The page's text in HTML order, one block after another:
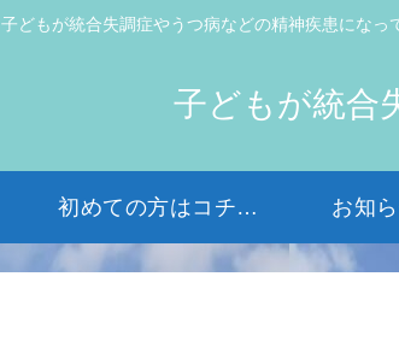
子どもが統合失調症やうつ病などの精神疾患にな
子どもが統合
初めての方はコチラから お知